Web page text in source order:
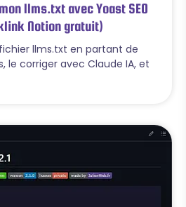
llms.txt avec Yoast SEO
Notion gratuit)
llms.txt en partant de
le corriger avec Claude IA, et